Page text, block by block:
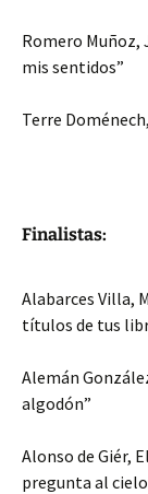
Romero Muñoz,
mis sentidos”
Terre
Finalistas:
Alabarces Villa,
títulos de tus
Alemán
algodón”
Alonso de Giér,
pregunta al